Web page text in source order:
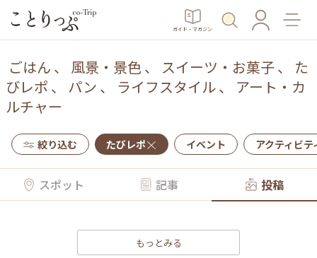
ガイド・マガジン
ごはん 、 風景・景色、 スイーツ・お菓子、 た
びレポ 、 パン 、 ライフスタイル、 アート・カ
ルチャー
絞り込む たびレポ イベント アクティビテ
スポット 記事 投稿
もっとみる